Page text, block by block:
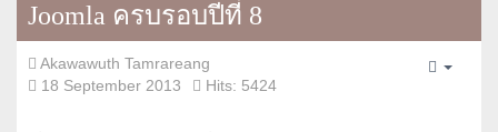
Joomla ครบรอบปีที่ 8
Akawawuth Tamrareang
18 September 2013
Hits: 5424